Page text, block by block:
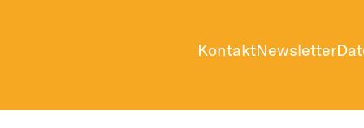
KontaktNewsletter